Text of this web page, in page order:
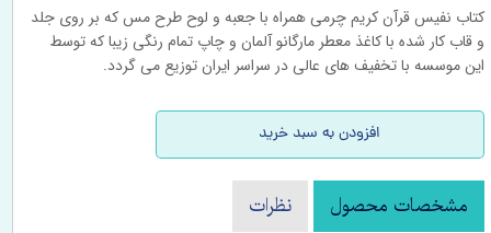
کتاب نفیس قرآن کریم چرمی همراه با جعبه و لوح طرح مس که بر روی جلد
و قاب کار شده با کاغذ معطر مارگانو آلمان و چاپ تمام رنگی زیبا که توسط
این موسسه با تخفیف های عالی در سراسر ایران توزیع می گردد.
افزودن به سبد خرید
مشخصات محصول نظرات